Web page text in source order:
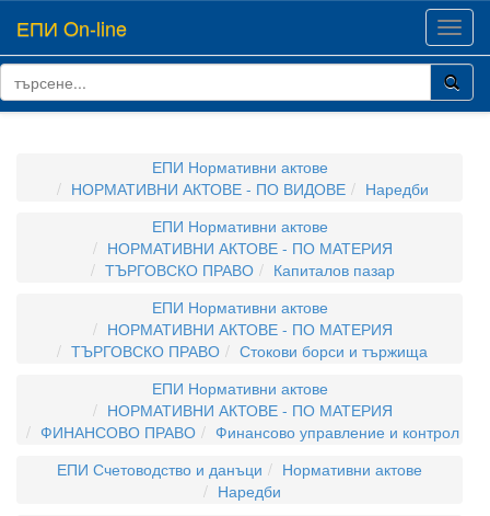
ЕПИ On-line
ЕПИ Нормативни актове
НОРМАТИВНИ АКТОВЕ - ПО ВИДОВЕ
Наредби
ЕПИ Нормативни актове
НОРМАТИВНИ АКТОВЕ - ПО МАТЕРИЯ
ТЪРГОВСКО ПРАВО
Капиталов пазар
ЕПИ Нормативни актове
НОРМАТИВНИ АКТОВЕ - ПО МАТЕРИЯ
ТЪРГОВСКО ПРАВО
Стокови борси и тържища
ЕПИ Нормативни актове
НОРМАТИВНИ АКТОВЕ - ПО МАТЕРИЯ
ФИНАНСОВО ПРАВО
Финансово управление и контрол
ЕПИ Счетоводство и данъци
Нормативни актове
Наредби